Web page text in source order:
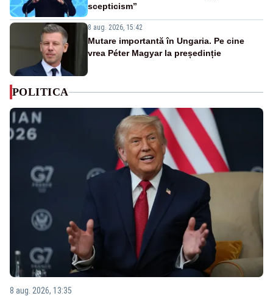
scepticism”
8 aug. 2026, 15:42
Mutare importantă în Ungaria. Pe cine
vrea Péter Magyar la președinție
POLITICA
8 aug. 2026, 13:35